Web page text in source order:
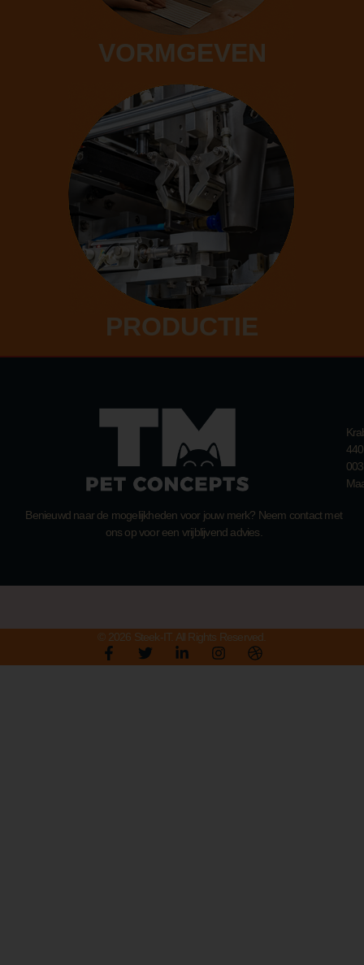
VORMGEVEN
PRODUCTIE
Benieuwd naar de mogelijkheden voor jouw merk? Neem contact met
ons op voor een vrijblijvend advies.
© 2026 Steek-IT. All Rights Reserved.